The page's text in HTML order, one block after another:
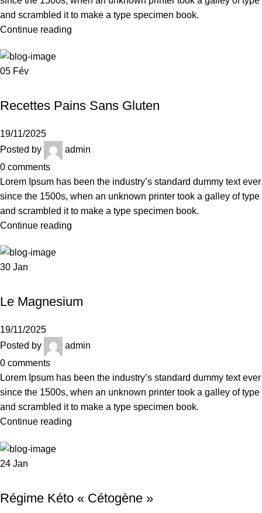
and scrambled it to make a type specimen book.
Continue reading
05 Fév
Recettes Pains Sans Gluten
19/11/2025
Posted by
admin
0 comments
Lorem Ipsum has been the industry’s standard dummy text ever
since the 1500s, when an unknown printer took a galley of type
and scrambled it to make a type specimen book.
Continue reading
30 Jan
Le Magnesium
19/11/2025
Posted by
admin
0 comments
Lorem Ipsum has been the industry’s standard dummy text ever
since the 1500s, when an unknown printer took a galley of type
and scrambled it to make a type specimen book.
Continue reading
24 Jan
Régime Kéto « Cétogène »